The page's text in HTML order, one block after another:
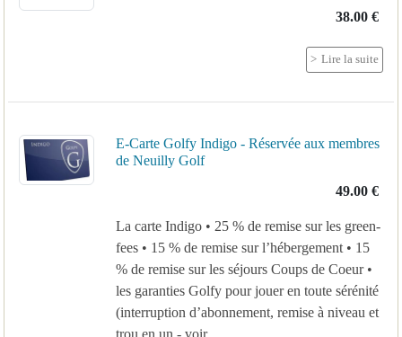
38.00 €
Lire la suite
E-Carte Golfy Indigo - Réservée aux membres
de Neuilly Golf
49.00 €
La carte Indigo • 25 % de remise sur les green-
fees • 15 % de remise sur l’hébergement • 15
% de remise sur les séjours Coups de Coeur •
les garanties Golfy pour jouer en toute sérénité
(interruption d’abonnement, remise à niveau et
trou en un - voir...